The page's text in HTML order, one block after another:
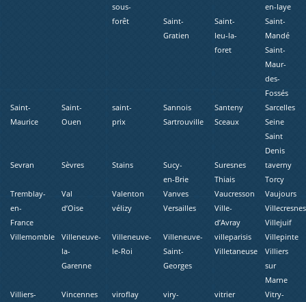
sous-
forêt
en-laye
Saint-
Gratien
Saint-
leu-la-
foret
Saint-
Mandé
Saint-
Maur-
des-
Fossés
Saint-
Maurice
Saint-
Ouen
saint-
prix
Sannois Santeny
Sarcelles
Sartrouville
Sceaux
Seine
Saint
Denis
Sevran
Sèvres Stains
Sucy-
en-Brie
Suresnes
taverny
Thiais
Torcy
Tremblay-
en-
France
Val
d’Oise
Valenton Vanves Vaucresson
Vaujours
vélizy
Versailles
Ville-
d’Avray
Villecresnes
Villejuif
Villemomble
Villeneuve-
la-
Garenne
Villeneuve-
le-Roi
Villeneuve-
Saint-
Georges
villeparisis
Villepinte
Villetaneuse
Villiers
sur
Marne
Villiers-
Vincennes viroflay viry- vitrier Vitry-